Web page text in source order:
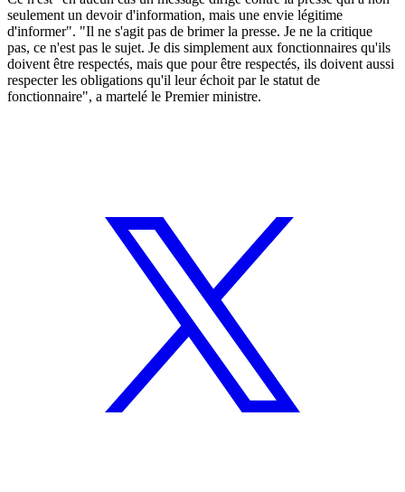
seulement un devoir d'information, mais une envie légitime
d'informer". "Il ne s'agit pas de brimer la presse. Je ne la critique
pas, ce n'est pas le sujet. Je dis simplement aux fonctionnaires qu'ils
doivent être respectés, mais que pour être respectés, ils doivent aussi
respecter les obligations qu'il leur échoit par le statut de
fonctionnaire", a martelé le Premier ministre.